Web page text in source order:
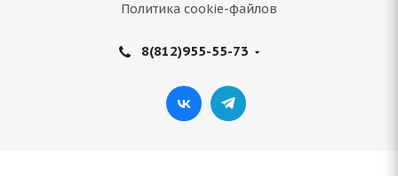
Политика cookie-файлов
8(812)955-55-73